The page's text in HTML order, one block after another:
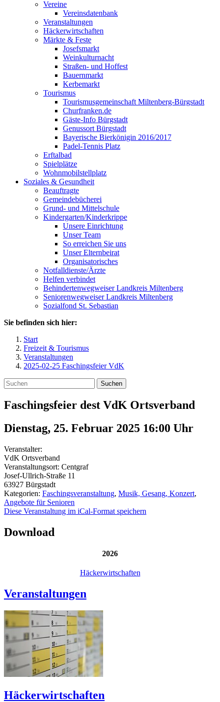
Vereine
Vereinsdatenbank
Veranstaltungen
Häckerwirtschaften
Märkte & Feste
Josefsmarkt
Weinkulturnacht
Straßen- und Hoffest
Bauernmarkt
Kerbemarkt
Tourismus
Tourismusgemeinschaft Miltenberg-Bürgstadt
Churfranken.de
Gäste-Info Bürgstadt
Genussort Bürgstadt
Bayerische Bierkönigin 2016/2017
Padel-Tennis Platz
Erftalbad
Spielplätze
Wohnmobilstellplatz
Soziales & Gesundheit
Beauftragte
Gemeindebücherei
Grund- und Mittelschule
Kindergarten/Kinderkrippe
Unsere Einrichtung
Unser Team
So erreichen Sie uns
Unser Elternbeirat
Organisatorisches
Notfalldienste/Ärzte
Helfen verbindet
Behindertenwegweiser Landkreis Miltenberg
Seniorenwegweiser Landkreis Miltenberg
Sozialfond St. Sebastian
Sie befinden sich hier:
Start
Freizeit & Tourismus
Veranstaltungen
2025-02-25 Faschingsfeier VdK
Suchen
Faschingsfeier dest VdK Ortsverband
Dienstag, 25. Februar 2025 16:00 Uhr
Veranstalter:
VdK Ortsverband
Veranstaltungsort: Centgraf
Josef-Ullrich-Straße 11
63927 Bürgstadt
Kategorien: Faschingsveranstaltung, Musik, Gesang, Konzert,
Angebote für Senioren
Diese Veranstaltung im iCal-Format speichern
Download
2026
Häckerwirtschaften
Veranstaltungen
Häckerwirtschaften